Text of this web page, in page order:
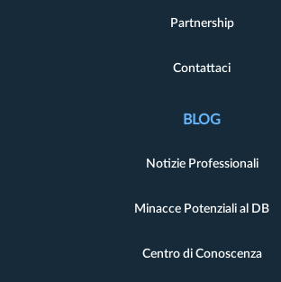
Partnership
Contattaci
BLOG
Notizie Professionali
Minacce Potenziali al DB
Centro di Conoscenza